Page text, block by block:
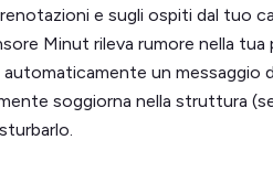
e sugli ospiti dal tuo
Minut rileva rumore nella
automaticamente un messaggio
soggiorna nella struttura